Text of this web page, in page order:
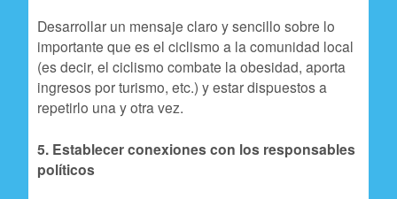
Desarrollar un mensaje claro y sencillo sobre lo
importante que es el ciclismo a la comunidad local
(es decir, el ciclismo combate la obesidad, aporta
ingresos por turismo, etc.) y estar dispuestos a
repetirlo una y otra vez.
5. Establecer conexiones con los responsables
políticos